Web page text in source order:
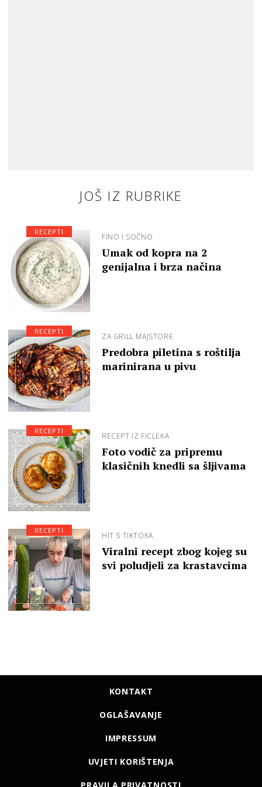
JOŠ IZ RUBRIKE
FINO I SOČNO
Umak od kopra na 2
genijalna i brza načina
RECEPTI
ZA GRILL MAJSTORE
Predobra piletina s roštilja
marinirana u pivu
RECEPTI
RECEPT IZ FICLEKA
Foto vodič za pripremu
klasičnih knedli sa šljivama
RECEPTI
HIT S TIKTOKA
Viralni recept zbog kojeg su
svi poludjeli za krastavcima
RECEPTI
KONTAKT
OGLAŠAVANJE
IMPRESSUM
UVJETI KORIŠTENJA